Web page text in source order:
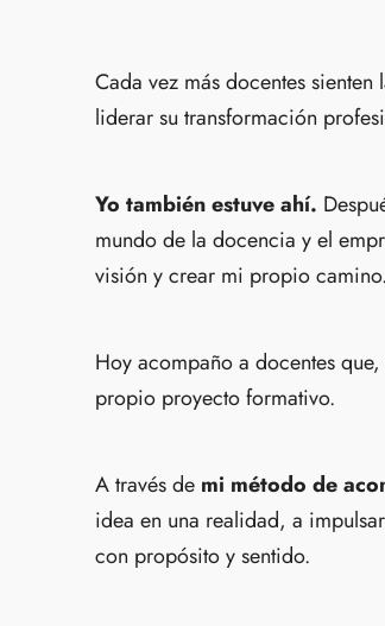
Cada vez más docentes
liderar su transformación
Yo también estuve ahí.
mundo de la docencia y el
visión y crear mi propio camino.
Hoy acompaño a docentes
propio proyecto formativo.
A través de mi método de
idea en una realidad, a
con propósito y sentido.